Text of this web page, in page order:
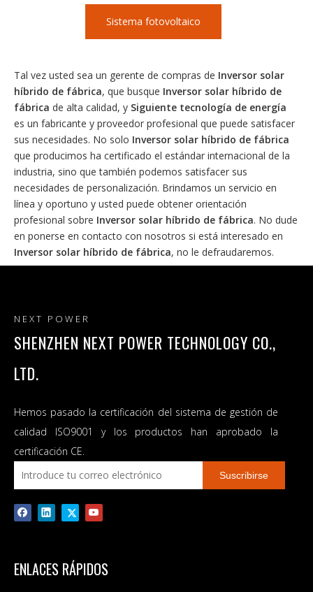
Sistema fotovoltaico
Tal vez usted sea un gerente de compras de Inversor solar
híbrido de fábrica, que busque Inversor solar híbrido de
fábrica de alta calidad, y Siguiente tecnología de energía
es un fabricante y proveedor profesional que puede satisfacer
sus necesidades. No solo Inversor solar híbrido de fábrica
que producimos ha certificado el estándar internacional de la
industria, sino que también podemos satisfacer sus
necesidades de personalización. Brindamos un servicio en
línea y oportuno y usted puede obtener orientación
profesional sobre Inversor solar híbrido de fábrica. No dude
en ponerse en contacto con nosotros si está interesado en
Inversor solar híbrido de fábrica, no le defraudaremos.
INVERSOR SOLAR MAX
DUAL PV 10.2KW 160A
MPPT HBRID INTEGRADO
CON WIFI
Inversor Solar híbrido de
fábrica Next power onda
3600W 5000w potencia del
inversor voltaje de salida CA
NEXT POWER
SHENZHEN NEXT POWER TECHNOLOGY CO.,
LTD.
Hemos pasado la certificación del sistema de gestión de
calidad ISO9001 y los productos han aprobado la
certificación CE.
Suscribirse
ENLACES RÁPIDOS